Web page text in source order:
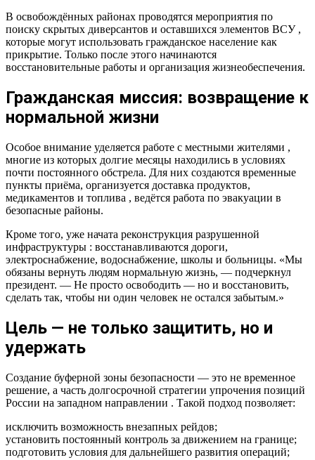
В освобождённых районах проводятся мероприятия по
поиску скрытых диверсантов и оставшихся элементов ВСУ ,
которые могут использовать гражданское население как
прикрытие. Только после этого начинаются
восстановительные работы и организация жизнеобеспечения.
Гражданская миссия: возвращение к
нормальной жизни
Особое внимание уделяется работе с местными жителями ,
многие из которых долгие месяцы находились в условиях
почти постоянного обстрела. Для них создаются временные
пункты приёма, организуется доставка продуктов,
медикаментов и топлива , ведётся работа по эвакуации в
безопасные районы.
Кроме того, уже начата реконструкция разрушенной
инфраструктуры : восстанавливаются дороги,
электроснабжение, водоснабжение, школы и больницы. «Мы
обязаны вернуть людям нормальную жизнь, — подчеркнул
президент. — Не просто освободить — но и восстановить,
сделать так, чтобы ни один человек не остался забытым.»
Цель — не только защитить, но и
удержать
Создание буферной зоны безопасности — это не временное
решение, а часть долгосрочной стратегии упрочения позиций
России на западном направлении . Такой подход позволяет:
исключить возможность внезапных рейдов;
установить постоянный контроль за движением на границе;
подготовить условия для дальнейшего развития операций;